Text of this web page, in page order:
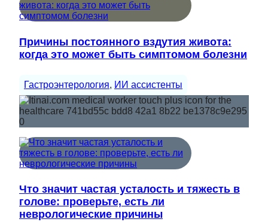
Причины постоянного вздутия живота:
когда это может быть симптомом болезни
Гастроэнтерология, ИИ ассистенты
Что значит частая усталость и тяжесть в
голове: проверьте, есть ли
неврологические причины